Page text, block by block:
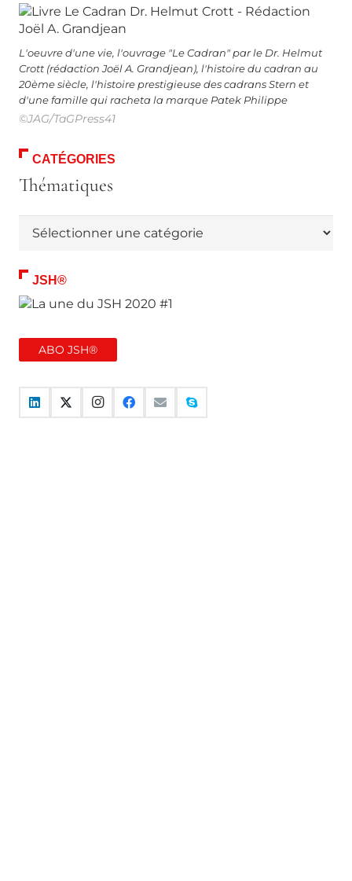
L'oeuvre d'une vie, l'ouvrage "Le Cadran" par le Dr. Helmut
Crott (rédaction Joël A. Grandjean), l'histoire du cadran au
20ème siècle, l'histoire prestigieuse des cadrans Stern et
d'une famille qui racheta la marque Patek Philippe
©JAG/TaGPress41
CATÉGORIES
Thématiques
JSH®
ABO JSH®